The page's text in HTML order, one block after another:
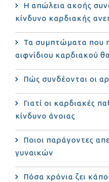
Η απώλεια ακοής
κίνδυνο καρδιακής
Τα συμπτώματα που
αιφνίδιου καρδιακού
Πώς συνδέονται οι
Γιατί οι καρδιακές
κίνδυνο άνοιας
Ποιοι παράγοντες
γυναικών
Πόσα χρόνια ζει